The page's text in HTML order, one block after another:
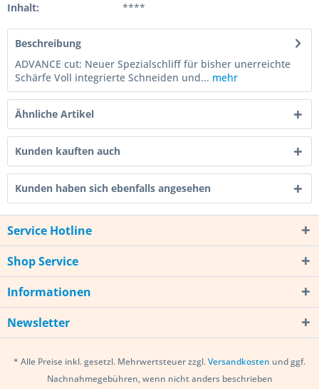
Inhalt:
****
Beschreibung
ADVANCE cut: Neuer Spezialschliff für bisher unerreichte
Schärfe Voll integrierte Schneiden und... mehr
Ähnliche Artikel
Kunden kauften auch
Kunden haben sich ebenfalls angesehen
Service Hotline
Shop Service
Informationen
Newsletter
* Alle Preise inkl. gesetzl. Mehrwertsteuer zzgl.Versandkosten und ggf.
Nachnahmegebühren, wenn nicht anders beschrieben